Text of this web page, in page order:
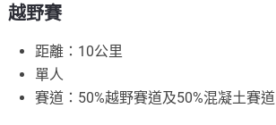
越野賽
距離：10公里
單人
賽道：50%越野賽道及50%混凝土賽道